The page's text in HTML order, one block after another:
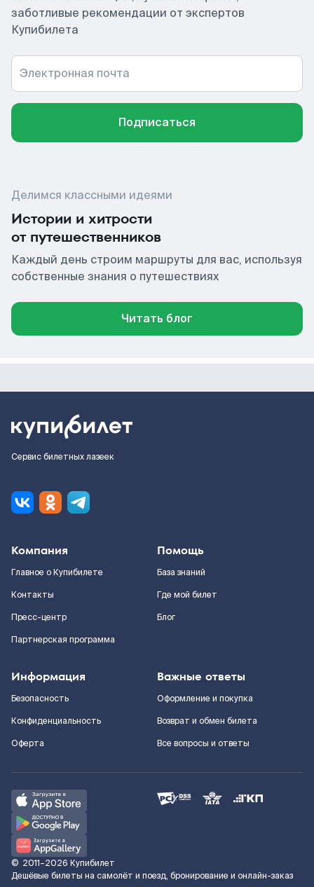
заботливые рекомендации от экспертов
Купибилета
Электронная почта
Подписаться
Делимся классными идеями
Истории и хитрости
от путешественников
Каждый день строим маршруты для вас, используя
собственные знания о путешествиях
Читать блог
Сервис билетных лазеек
Компания
Главное о Купибилете
Контакты
Пресс-центр
Партнерская программа
Помощь
База знаний
Где мой билет
Блог
Информация
Безопасность
Конфиденциальность
Оферта
Важные ответы
Оформление и покупка
Возврат и обмен билета
Все вопросы и ответы
© 2011–2026 Купибилет
Дешёвые билеты на самолёт и поезд, бронирование и онлайн-заказ